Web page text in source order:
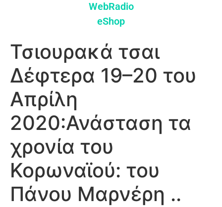
WebRadio
eShop
Τσιουρακά τσαι
Δέφτερα 19–20 του
Απρίλη
2020:Ανάσταση τα
χρονία του
Κορωναϊού: του
Πάνου Μαρνέρη ..